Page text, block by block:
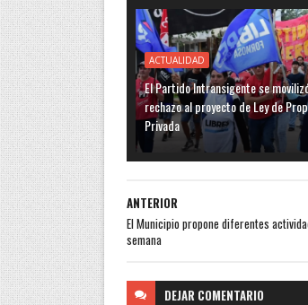
ACTUALIDAD
El Partido Intransigente se
rechazo al proyecto de Ley de
Privada
ANTERIOR
El Municipio propone diferentes
semana
DEJAR COMENTARIO